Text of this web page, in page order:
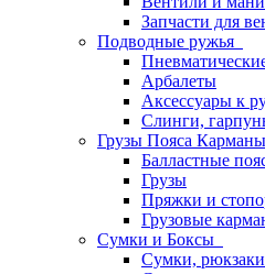
Запчасти для
Подводные ружья
Арбалеты
Аксессуары к
Слинги,
Грузы Пояса Карманы
Балластные
Грузы
Пряжки и
Грузовые
Сумки и Боксы
Сумки,